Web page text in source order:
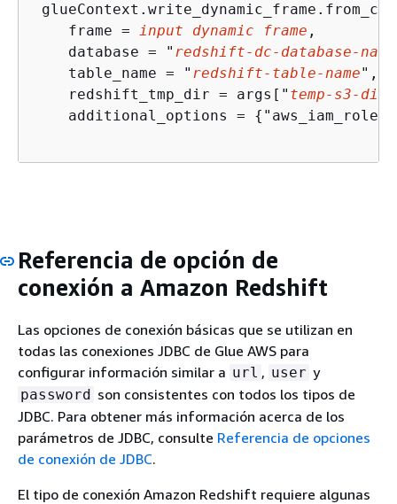
    frame =
input dynamic frame ,
    database = "
redshift-dc-database-name
    table_name = "
redshift-table-name",
    redshift_tmp_dir = args["
temp-s3-dir
    additional_options =
{
Referencia de opción de
conexión a Amazon Redshift
Las opciones de conexión básicas que se utilizan en
todas las conexiones JDBC de Glue AWS para
configurar información similar a url , user y
password son consistentes con todos los tipos de
JDBC. Para obtener más información acerca de los
parámetros de JDBC, consulte Referencia de opciones
de conexión de JDBC.
El tipo de conexión Amazon Redshift requiere algunas